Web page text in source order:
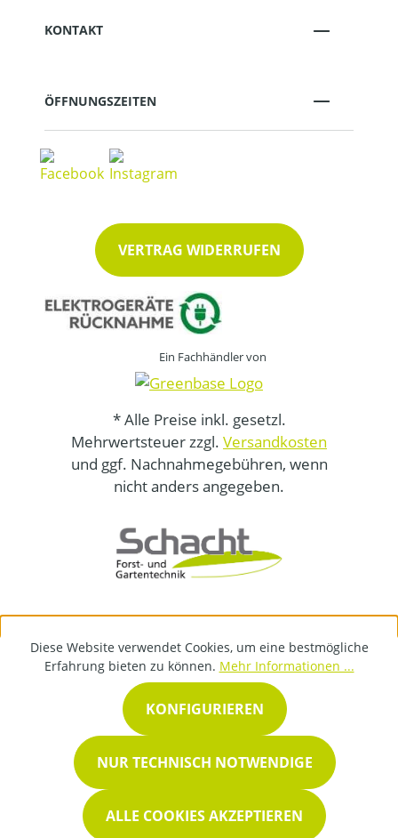
KONTAKT
ÖFFNUNGSZEITEN
VERTRAG WIDERRUFEN
Ein Fachhändler von
* Alle Preise inkl. gesetzl.
Mehrwertsteuer zzgl. Versandkosten
und ggf. Nachnahmegebühren, wenn
nicht anders angegeben.
Diese Website verwendet Cookies, um eine bestmögliche
Erfahrung bieten zu können. Mehr Informationen ...
NUR TECHNISCH NOTWENDIGE
KONFIGURIEREN
ALLE COOKIES AKZEPTIEREN